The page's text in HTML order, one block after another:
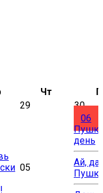
Чт
29 30
05
06
день
Ай, да